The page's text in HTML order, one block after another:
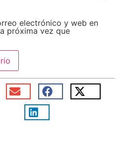
electrónico y web en
próxima vez que